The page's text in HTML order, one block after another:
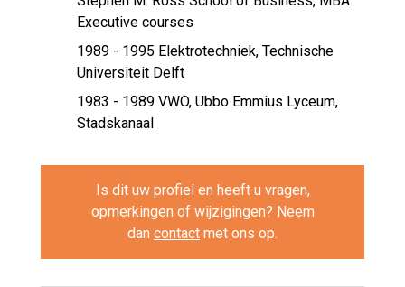
Executive courses
1989 - 1995 Elektrotechniek, Technische
Universiteit Delft
1983 - 1989 VWO, Ubbo Emmius Lyceum,
Stadskanaal
Is dit uw profiel en heeft u vragen,
opmerkingen of wijzigingen? Neem
dan contact met ons op.